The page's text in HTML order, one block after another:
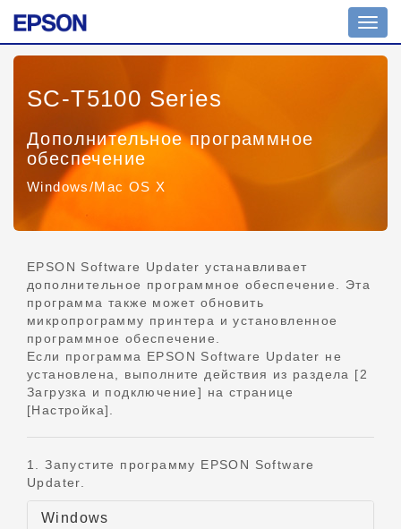
SC-T5100 Series
Дополнительное программное
обеспечение
Windows/Mac OS X
EPSON Software Updater устанавливает
дополнительное программное обеспечение. Эта
программа также может обновить
микропрограмму принтера и установленное
программное обеспечение.
Если программа EPSON Software Updater не
установлена, выполните действия из раздела [2
Загрузка и подключение] на странице
[Настройка].
1. Запустите программу EPSON Software
Updater.
Windows